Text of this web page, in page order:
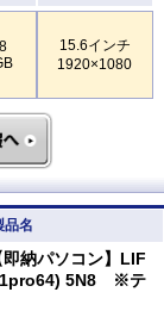
8
15.6インチ
1920×1080
名
納パソコン】LIF
5N8 ※テ